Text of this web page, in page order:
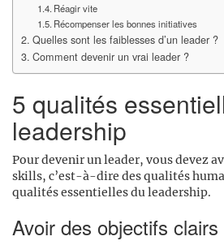
Réagir vite
Récompenser les bonnes initiatives
Quelles sont les faiblesses d’un leader ?
Comment devenir un vrai leader ?
5 qualités
leadership
Pour devenir un leader, vous devez
skills, c’est-à-dire des qualités
qualités essentielles du leadership.
Avoir des objectifs clairs